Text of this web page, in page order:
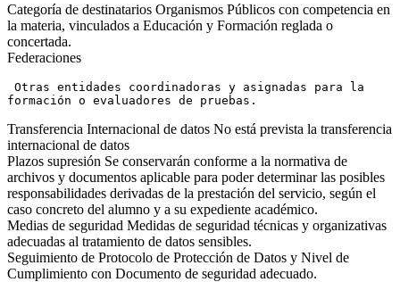
Categoría de destinatarios Organismos Públicos con competencia en
la materia, vinculados a Educación y Formación reglada o
concertada.
Federaciones
formación o evaluadores de pruebas.
Transferencia Internacional de datos No está prevista la transferencia
internacional de datos
Plazos supresión Se conservarán conforme a la normativa de
archivos y documentos aplicable para poder determinar las posibles
responsabilidades derivadas de la prestación del servicio, según el
caso concreto del alumno y a su expediente académico.
Medias de seguridad Medidas de seguridad técnicas y organizativas
adecuadas al tratamiento de datos sensibles.
Seguimiento de Protocolo de Protección de Datos y Nivel de
Cumplimiento con Documento de seguridad adecuado.